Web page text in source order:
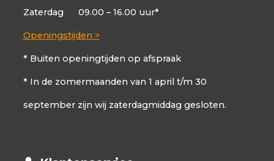
Zaterdag 09.00 – 16.00 uur*
Openingstijden >
* Buiten openingtijden op afspraak
* In de zomermaanden van 1 april t/m 30
september zijn wij zaterdagmiddag gesloten.